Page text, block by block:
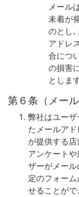
メール
未着が
のとし
アドレ
合につ
の損害
としま
第６条（メール
弊社はユー
たメールア
が提供する店
アンケート
ザーがメー
定のフォー
せることがで